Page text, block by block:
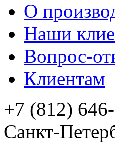
О
Наши
Вопрос-
Клиентам
+7 (812)
Санкт-